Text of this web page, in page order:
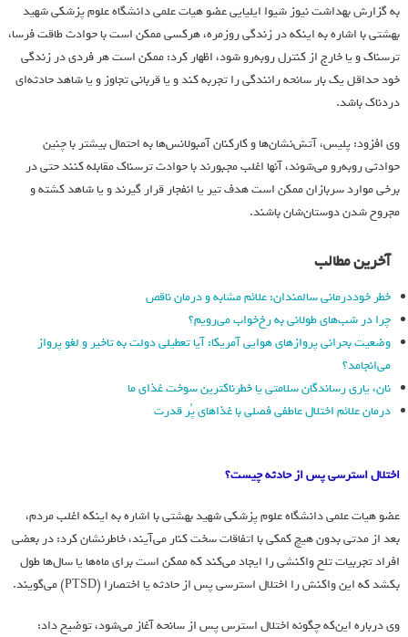
به گزارش بهداشت نیوز شیوا ایلیایی عضو هیات علمی دانشگاه علوم پزشکی شهید
بهشتی با اشاره به اینکه در زندگی روزمره، هرکسی ممکن است با حوادث طاقت فرسا،
ترسناک و یا خارج از کنترل روبه‌رو شود، اظهار کرد: ممکن است هر فردی در زندگی
خود حداقل یک بار سانحه رانندگی را تجربه کند و یا قربانی تجاوز و یا شاهد حادثه‌ای
دردناک باشد.
وی افزود: پلیس، آتش‌نشان‌ها و کارکنان آمبولانس‌ها به احتمال بیشتر با چنین
حوادثی روبه‌رو می‌شوند، آنها اغلب مجبورند با حوادث ترسناک مقابله کنند حتی در
برخی موارد سربازان ممکن است هدف تیر یا انفجار قرار گیرند و یا شاهد کشته و
مجروح شدن دوستان‌شان باشند.
آخرین مطالب
خطر خوددرمانی سالمندان: علائم مشابه و درمان ناقص
چرا در شب‌های طولانی به رخ‌خواب می‌رویم؟
وضعیت بحرانی پروازهای هوایی آمریکا: آیا تعطیلی دولت به تاخیر و لغو پرواز
می‌انجامد؟
نان، یاری رساندگان سلامتی یا خطرناکترین سوخت غذای ما
درمان علائم اختلال عاطفی فصلی با غذاهای پُر قدرت
اختلال استرسی پس از حادثه چیست؟
عضو هیات علمی دانشگاه علوم پزشکی شهید بهشتی با اشاره به اینکه اغلب مردم،
بعد از مدتی بدون هیچ کمکی با اتفاقات سخت کنار می‌آیند، خاطرنشان کرد: در بعضی
افراد تجربیات تلخ واکنشی را ایجاد می‌کند که ممکن است برای ماه‌ها یا سال‌ها طول
بکشد که این واکنش را اختلال استرسی پس از حادثه یا اختصارا (PTSD) می‌گویند.
وی درباره این‌که چگونه اختلال استرس پس از سانحه آغاز می‌شود، توضیح داد: